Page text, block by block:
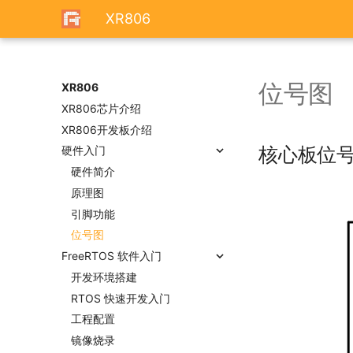
XR806
XR806
XR806芯片介绍
XR806开发板介绍
硬件入门
硬件简介
原理图
引脚功能
位号图
FreeRTOS 软件入门
开发环境搭建
RTOS 快速开发入门
工程配置
镜像烧录
位号图
核心板位